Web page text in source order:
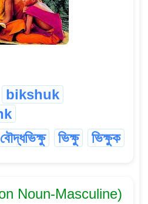
bikshuk
বৌদ্ধভিক্ষু ভিক্ষু ভিক্ষুক
Noun-Masculine)